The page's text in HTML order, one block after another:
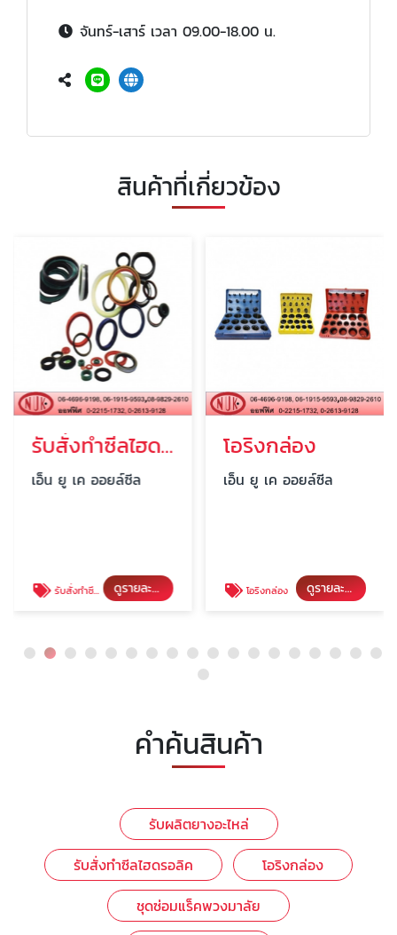
จันทร์-เสาร์ เวลา 09.00-18.00 น.
สินค้าที่เกี่ยวข้อง
รับสั่งทำซีลไฮดรอลิค
เอ็น ยู เค ออยล์ซีล
รับสั่งทำซีลไฮดรอลิค ดูรายละเอียด
โอริงกล่อง
เอ็น ยู เค ออยล์ซีล
โอริงกล่อง ดูรายละเอียด
คำค้นสินค้า
รับผลิตยางอะไหล่
รับสั่งทำซีลไฮดรอลิค
โอริงกล่อง
ชุดซ่อมแร็คพวงมาลัย